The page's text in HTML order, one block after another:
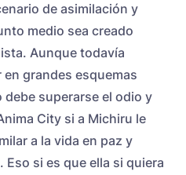
de asimilación y
medio sea creado
Aunque todavía
grandes esquemas
superarse el odio y
City si a Michiru le
a la vida en paz y
si es que ella si quiera